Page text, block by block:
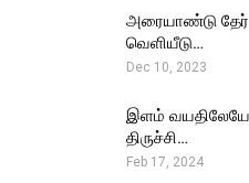
அரையாண்டு
வெளியீடு…
Dec 10, 2023
இளம் வயதிலேயே
திருச்சி…
Feb 17, 2024